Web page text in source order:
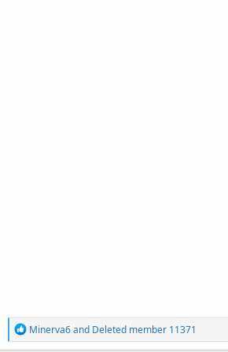
R
e
Minerva6and Deleted member 11371